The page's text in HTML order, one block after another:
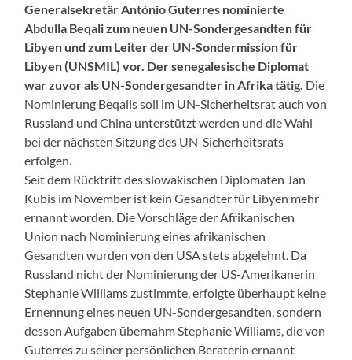
Generalsekretär António Guterres nominierte
Abdulla Beqali zum neuen UN-Sondergesandten für
Libyen und zum Leiter der UN-Sondermission für
Libyen (UNSMIL) vor. Der senegalesische Diplomat
war zuvor als UN-Sondergesandter in Afrika tätig. Die
Nominierung Beqalis soll im UN-Sicherheitsrat auch von
Russland und China unterstützt werden und die Wahl
bei der nächsten Sitzung des UN-Sicherheitsrats
erfolgen.
Seit dem Rücktritt des slowakischen Diplomaten Jan
Kubis im November ist kein Gesandter für Libyen mehr
ernannt worden. Die Vorschläge der Afrikanischen
Union nach Nominierung eines afrikanischen
Gesandten wurden von den USA stets abgelehnt. Da
Russland nicht der Nominierung der US-Amerikanerin
Stephanie Williams zustimmte, erfolgte überhaupt keine
Ernennung eines neuen UN-Sondergesandten, sondern
dessen Aufgaben übernahm Stephanie Williams, die von
Guterres zu seiner persönlichen Beraterin ernannt